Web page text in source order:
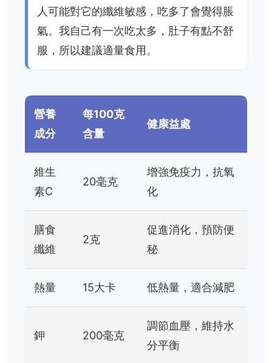
人可能對它的纖維敏感，吃多了會覺得脹
氣。我自己有一次吃太多，肚子有點不舒
服，所以建議適量食用。
營養
成分
每100克
含量
健康益處
維生
素C
20毫克
增強免疫力，抗氧
化
膳食
纖維
2克
促進消化，預防便
秘
熱量 15大卡 低熱量，適合減肥
鉀 200毫克
調節血壓，維持水
分平衡